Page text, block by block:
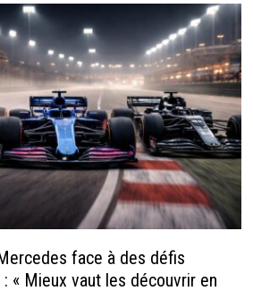
face à des défis
« Mieux vaut les découvrir en